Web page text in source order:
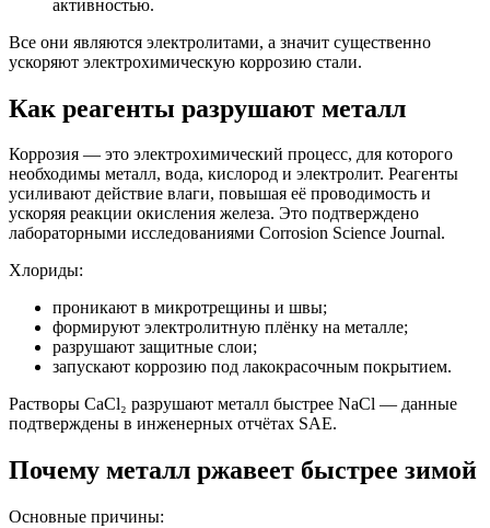
активностью.
Все они являются электролитами, а значит существенно
ускоряют электрохимическую коррозию стали.
Как реагенты разрушают металл
Коррозия — это электрохимический процесс, для которого
необходимы металл, вода, кислород и электролит. Реагенты
усиливают действие влаги, повышая её проводимость и
ускоряя реакции окисления железа. Это подтверждено
лабораторными исследованиями Corrosion Science Journal.
Хлориды:
проникают в микротрещины и швы;
формируют электролитную плёнку на металле;
разрушают защитные слои;
запускают коррозию под лакокрасочным покрытием.
Растворы CaCl₂ разрушают металл быстрее NaCl — данные
подтверждены в инженерных отчётах SAE.
Почему металл ржавеет быстрее зимой
Основные причины: